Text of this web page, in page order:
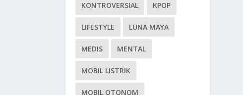
KONTROVERSIAL KPOP
LIFESTYLE LUNA MAYA
MEDIS MENTAL
MOBIL LISTRIK
MOBIL OTONOM